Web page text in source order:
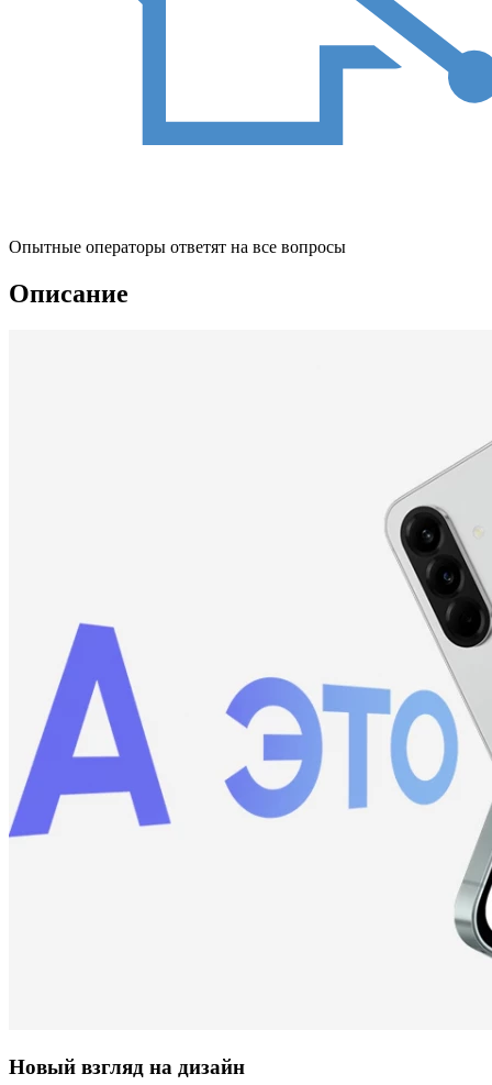
Опытные операторы ответят на все вопросы
Описание
Новый взгляд на дизайн